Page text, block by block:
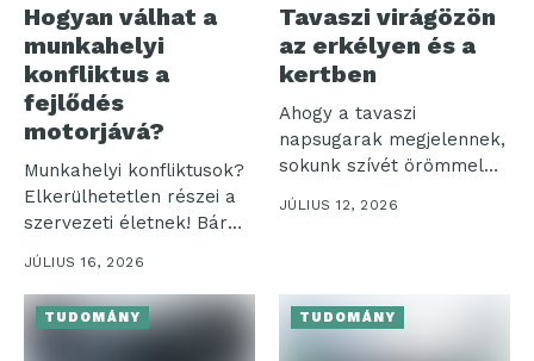
Hogyan válhat a
munkahelyi
konfliktus a
fejlődés
motorjává?
Munkahelyi konfliktusok?
Elkerülhetetlen részei a
szervezeti életnek! Bár
sokan negatív
jelenségként tekintenek...
JÚLIUS 16, 2026
Tavaszi virágözön
az erkélyen és a
kertben
Ahogy a tavaszi
napsugarak megjelennek,
sokunk szívét örömmel
tölti el a színes...
JÚLIUS 12, 2026
TUDOMÁNY TUDOMÁNY